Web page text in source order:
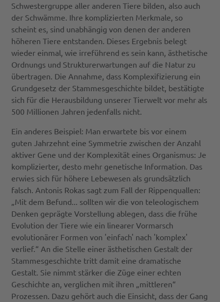
Schwestergruppe aller anderen Tiere bilden, also auch
der Schwämme. Ihre komplizierten Merkmale, so
scheint es, sind unabhängig von denen der anderen
höheren Tiere entstanden. Dieses Ergebnis belegt
wieder einmal, wie irreführend es sein kann, ästhetische
Ordnungs und Strukturerwartungen auf die Natur zu
übertragen. Die Annahme, dass Komplexifizierung ein
Grundgesetz der Stammesgeschichte bildet, bestätigte
sich für die Herausbildung unserer Tierwelt vor mehr als
500 Millionen Jahren jedenfalls nicht.
Ein anderes Beispiel: Man erwartete bis vor einem
guten Jahrzehnt eine Symmetrie zwischen der Anzahl
aktiver Gene und der Komplexität eines Organismus: Je
komplizierter, desto mehr genetische Information. Das
erwies sich für höhere Lebewesen als grundsätzlich
falsch. Antonis Rokas sagt zum Fall der Rippenquallen:
„Mit dem Befund... sollten wir die von teleologischem
Denken geprägte Vorstellung ablegen, dass die frühe
Evolution der Tiere wie ein linearer Vormarsch
evolutionärer Formen von 'einfach' nach 'komplex'
verlief.“ An die Stelle einer ästhetischen Gestalt der
Stammesgeschichte tritt damit eine dramatische
Gestalt. Sie nimmt stärker die Züge einer echten
Geschichte an, verglichen mit ihren „mittleren“
Prozessen. Dazu gehört auch die Einsicht, dass der Gang